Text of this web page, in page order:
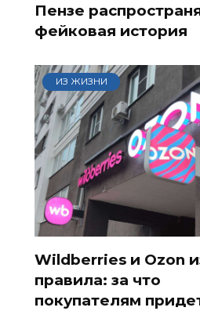
Пензе
фейковая история
ИЗ ЖИЗНИ
Wildberries и Ozon
правила: за что
покупателям